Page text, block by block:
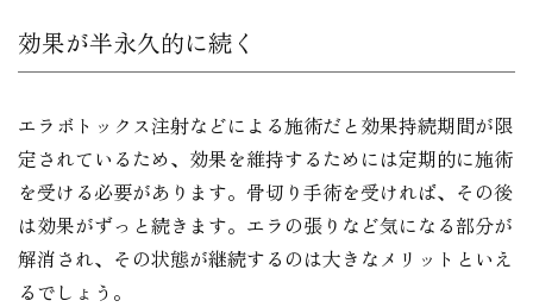
効果が半永久的に続く
エラボトックス注射などによる施術だと効果持続期間が限
定されているため、効果を維持するためには定期的に施術
を受ける必要があります。骨切り手術を受ければ、その後
は効果がずっと続きます。エラの張りなど気になる部分が
解消され、その状態が継続するのは大きなメリットといえ
るでしょう。